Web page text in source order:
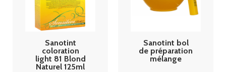
Sanotint
coloration
light 81 Blond
Naturel 125ml
Sanotint bol
de préparation
mélange